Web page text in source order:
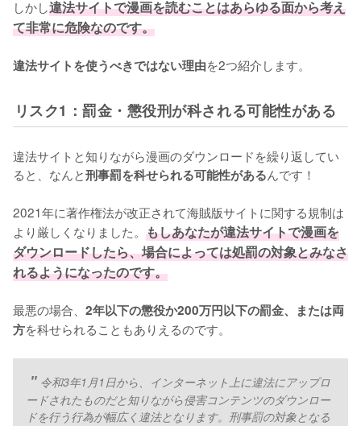
しかし違法サイトで漫画を読むことはあらゆる面から考え
て非常に危険なのです。
違法サイトを使うべきではない理由を2つ紹介します。
リスク1：罰金・懲役刑が科される可能性がある
違法サイトと知りながら漫画のダウンロードを繰り返してい
ると、なんと刑事罰を科せられる可能性があるんです！
2021年に著作権法が改正されて海賊版サイトに関する規制は
より厳しくなりました。 もしあなたが違法サイトで漫画を
ダウンロードしたら、場合によっては処罰の対象とみなさ
れるようになったのです。
最悪の場合、 2年以下の懲役か200万円以下の罰金、または両
方を科せられることもありえるのです。
令和3年1月1日から、インターネット上に違法にアップロ
ードされたものだと知りながら侵害コンテンツのダウンロー
ドを行う行為が幅広く違法となります。刑事罰の対象となる